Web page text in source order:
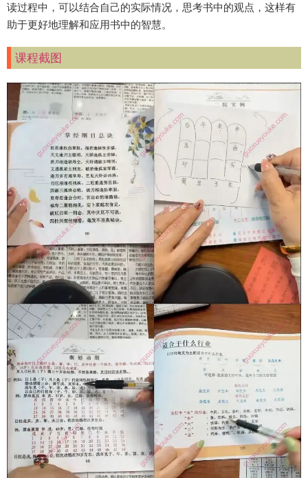
读过程中，可以结合自己的实际情况，思考书中的观点，这样有
助于更好地理解和应用书中的智慧。
课程截图